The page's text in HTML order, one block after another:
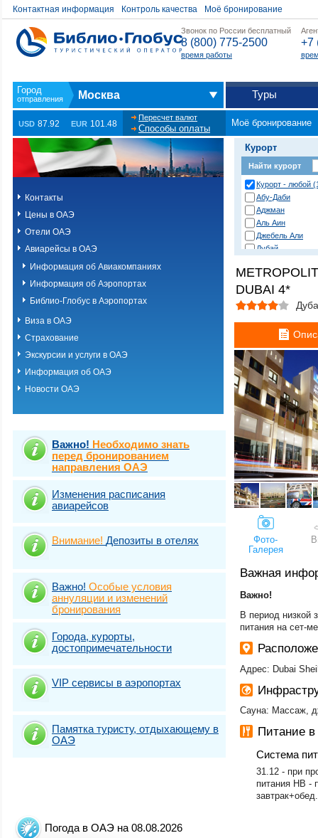
Контактная информация Контроль качества Моё бронирование
Звонок по России бесплатный
8 (800) 775-2500
время работы
+7
Москва Туры
USD 87.92 EUR 101.48
Пересчет валют
Способы оплаты
Моё бронирование
Контакты
Цены в ОАЭ
Отели ОАЭ
Авиарейсы в ОАЭ
Информация об Авиакомпаниях
Информация об Аэропортах
Библио-Глобус в Аэропортах
Виза в ОАЭ
Страхование
Экскурсии и услуги в ОАЭ
Информация об ОАЭ
Новости ОАЭ
Важно! Необходимо знать
перед бронированием
направления ОАЭ
Изменения расписания
авиарейсов
Внимание! Депозиты в отелях
Важно! Особые условия
аннуляции и изменений
бронирования
Города, курорты,
достопримечательности
VIP сервисы в аэропортах
Памятка туристу, отдыхающему в
ОАЭ
Погода в ОАЭ на 08.08.2026
Курорт
Найти курорт
Курорт - любой
Абу-Даби
Аджман
Аль Аин
Джебель Али
Дубай
Дубай (пустыня)
Дубай
Корфаккан
Палм Джумейра
Рас Аль Хайма
Умм Аль Кувейн
Фуджейра
Шарджа
DUBAI 4*
Фото-
Галерея
Важная
Важно!
В период низкой
питания на сет-
Адрес: Dubai
Сауна: Массаж,
Питание
Система
​31.12 - при
питания HB -
завтрак+обед.